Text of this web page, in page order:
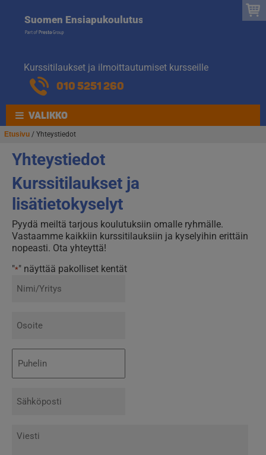
navigointiin
sisältöön
Suomen EnsiapukoulutusSuomen
Kurssitilaukset ja ilmoittautumiset kursseille
010 5251 260
VALIKKO
Etusivu / Yhteystiedot
Yhteystiedot
Kurssitilaukset ja
lisätietokyselyt
Pyydä meiltä tarjous koulutuksiin omalle ryhmälle.
Vastaamme kaikkiin kurssitilauksiin ja kyselyihin erittäin
nopeasti. Ota yhteyttä!
"*" näyttää pakolliset kentät